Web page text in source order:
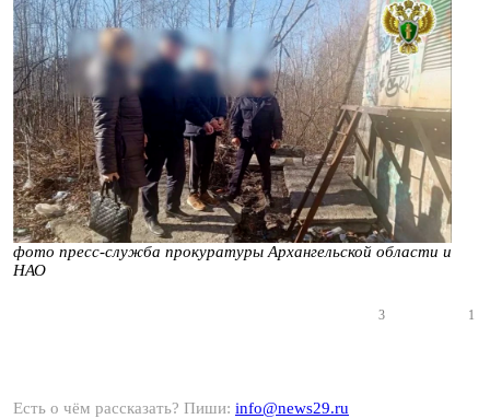
фото пресс-служба прокуратуры Архангельской области и
НАО
3 1
Есть о чём рассказать? Пиши: info@news29.ru